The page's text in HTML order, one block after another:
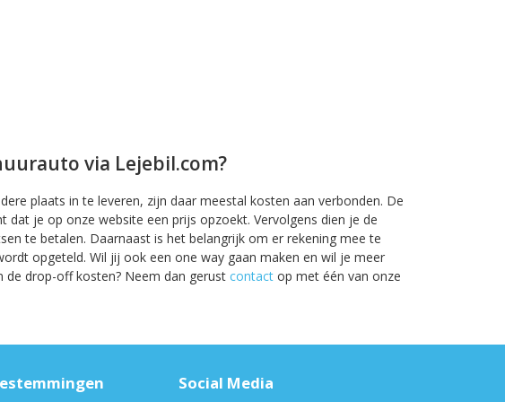
via Lejebil.com?
plaats in te leveren, zijn daar meestal kosten aan verbonden. De
je op onze website een prijs opzoekt. Vervolgens dien je de
te betalen. Daarnaast is het belangrijk om er rekening mee te
opgeteld. Wil jij ook een one way gaan maken en wil je meer
drop-off kosten? Neem dan gerust contact op met één van onze
Social Media